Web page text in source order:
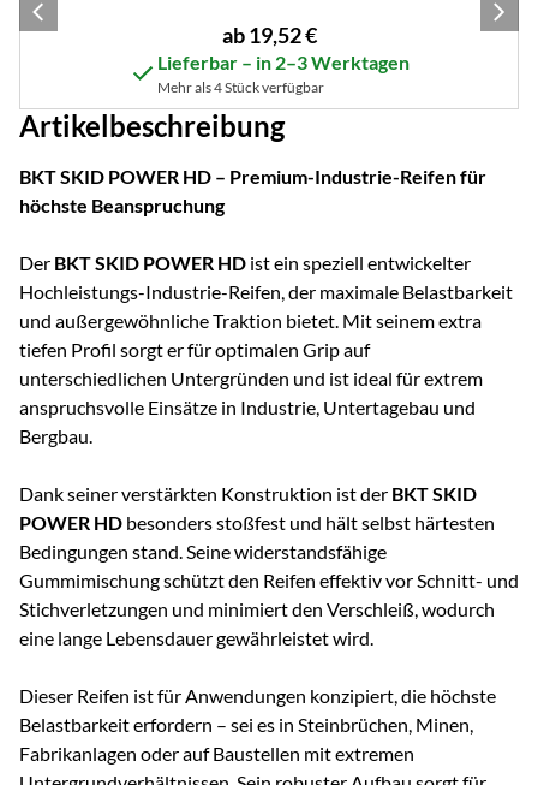
ab:
ab 19,52€
Lieferbar – in 2–3 Werktagen
Mehr als 4 Stück verfügbar
Artikelbeschreibung
BKT SKID POWER HD – Premium-Industrie-Reifen für
höchste Beanspruchung
Der BKT SKID POWER HD ist ein speziell entwickelter
Hochleistungs-Industrie-Reifen, der maximale Belastbarkeit
und außergewöhnliche Traktion bietet. Mit seinem extra
tiefen Profil sorgt er für optimalen Grip auf
unterschiedlichen Untergründen und ist ideal für extrem
anspruchsvolle Einsätze in Industrie, Untertagebau und
Bergbau.
Dank seiner verstärkten Konstruktion ist der BKT SKID
POWER HD besonders stoßfest und hält selbst härtesten
Bedingungen stand. Seine widerstandsfähige
Gummimischung schützt den Reifen effektiv vor Schnitt- und
Stichverletzungen und minimiert den Verschleiß, wodurch
eine lange Lebensdauer gewährleistet wird.
Dieser Reifen ist für Anwendungen konzipiert, die höchste
Belastbarkeit erfordern – sei es in Steinbrüchen, Minen,
Fabrikanlagen oder auf Baustellen mit extremen